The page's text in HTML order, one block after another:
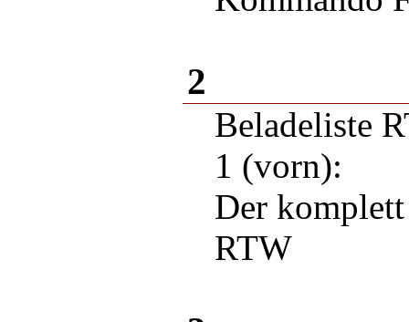
2
Beladeliste
1 (vorn):
Der
RTW